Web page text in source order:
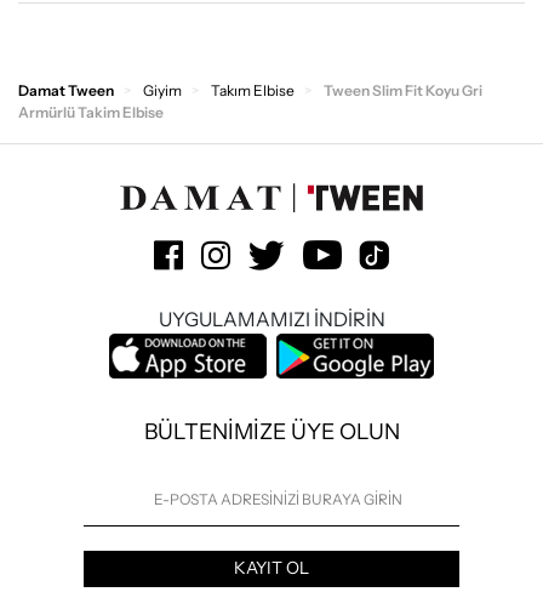
Damat Tween Giyim Takım Elbise
Tween Slim Fit Koyu Gri
Armürlü Takim Elbise
UYGULAMAMIZI İNDİRİN
BÜLTENİMİZE ÜYE OLUN
KAYIT OL